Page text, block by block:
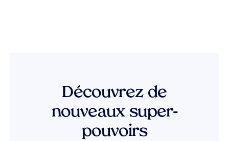
Découvrez de
nouveaux super-
pouvoirs